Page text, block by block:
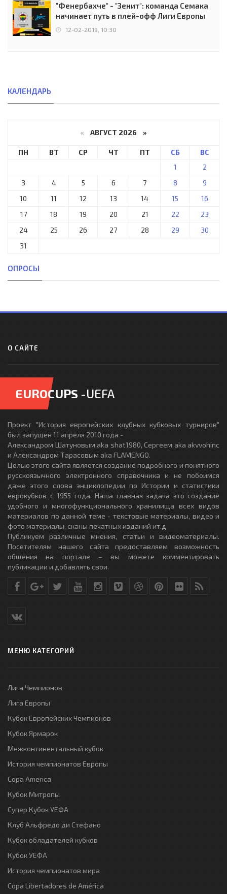
"Фенербахче" - "Зенит": команда Семака
начинает путь в плей-офф Лиги Европы
12-02-2019, 10:30
КАЛЕНДАРЬ
« АВГУСТ 2026 »
ПН ВТ СР ЧТ ПТ СБ
ВС
1
2
3
4 5 6 7 8
9
10
11 12 13 14 15
16
17
18 19 20 21 22
23
24
25 26 27 28 29
30
31
ОПРОСЫ
О САЙТЕ
EUROCUPS -UEFA
Проект "История европейских клубных кубковых турниров"
был запущен 11 апреля 2010 года -
Александром Шатуновым aka shat1980, Сергеем aka akvvohinc
и Александром Тарасовым aka FLAMENGO.
Целью этого сайта является создание подробного и понятного
русскоязычного электронного справочника и не побоимся
даже этого слова энциклопедии по Истории и статистики
еврокубков с 1955 года. Наша главная задача это создание
удобного и многофункционального хранилища всех видов
материалов по данной теме - текстовые материалы, видео и
фото материалы, сканы печатных изданий ит.д
Публикуем различные мнения, статьи и видеоматериалы.
Посетителям нашего сайта предоставляем возможность
общения на портале – вы можете комментировать
публикации и добавлять свои.
МЕНЮ КАТЕГОРИЙ
Лига Чемпионов
Лига Европы
Кубок Европейских Чемпионов
Кубок Ярмарок
Межконтинентальный кубок
История чемпионатов Европы
Copa America
Кубок Митропы
Супер Кубок УЕФА
Клуб Альфредо ди Стефано
Кубок обладателей кубков
Кубок УЕФА
История чемпионатов мира
Copa Libertadores de América